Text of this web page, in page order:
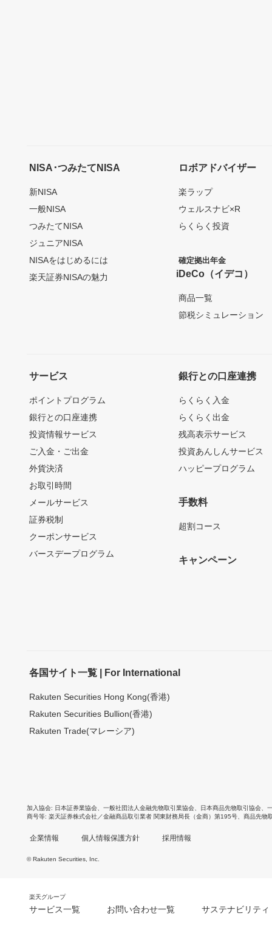
NISA･つみたてNISA
新NISA
一般NISA
つみたてNISA
ジュニアNISA
NISAをはじめるには
楽天証券NISAの魅力
ロボアドバイザー
楽ラップ
ウェルスナビ×R
らくらく投資
確定拠出年金
iDeCo（イデコ）
商品一覧
節税シミュレーション
サービス
ポイントプログラム
銀行との口座連携
投資情報サービス
ご入金・ご出金
外貨決済
お取引時間
メールサービス
証券税制
クーポンサービス
バースデープログラム
銀行との口座連携
らくらく入金
らくらく出金
残高表示サービス
投資あんしんサービス
ハッピープログラム
手数料
超割コース
キャンペーン
各国サイト一覧 | For International
Rakuten Securities Hong Kong(香港)
Rakuten Securities Bullion(香港)
Rakuten Trade(マレーシア)
加入協会 日本証券業協会 一般社団法人金融先物取引業協会 日本商品先物取引協会
商号等 楽天証券株式会社／金融商品取引業者 関東財務局長（金商）第195号、商品先物
企業情報 個人情報保護方針 採用情報
© Rakuten Securities, Inc.
楽天グループ
サービス一覧 お問い合わせ一覧 サステナビリティ